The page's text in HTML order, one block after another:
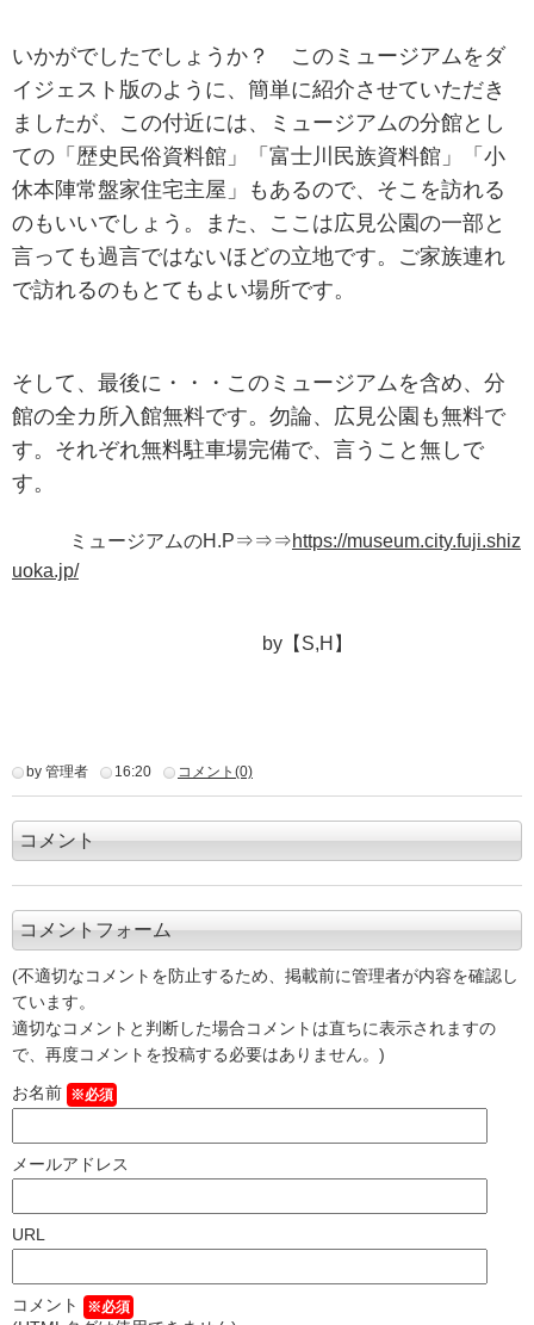
いかがでしたでしょうか？ このミュージアムをダ
イジェスト版のように、簡単に紹介させていただき
ましたが、この付近には、ミュージアムの分館とし
ての「歴史民俗資料館」「富士川民族資料館」「小
休本陣常盤家住宅主屋」もあるので、そこを訪れる
のもいいでしょう。また、ここは広見公園の一部と
言っても過言ではないほどの立地です。ご家族連れ
で訪れるのもとてもよい場所です。
そして、最後に・・・ このミュージアムを含め、分
館の全カ所入館無料です。勿論、広見公園も無料で
す。それぞれ無料駐車場完備で、言うこと無しで
す。
ミュージアムのH.P⇒⇒⇒https://museum.city.fuji.shiz
uoka.jp/
by【S,H】
by 管理者 16:20 コメント(0)
コメント
コメントフォーム
(不適切なコメントを防止するため、掲載前に管理者が内容を確認し
ています。
適切なコメントと判断した場合コメントは直ちに表示されますの
で、再度コメントを投稿する必要はありません。)
お名前 ※必須
メールアドレス
URL
コメント ※必須